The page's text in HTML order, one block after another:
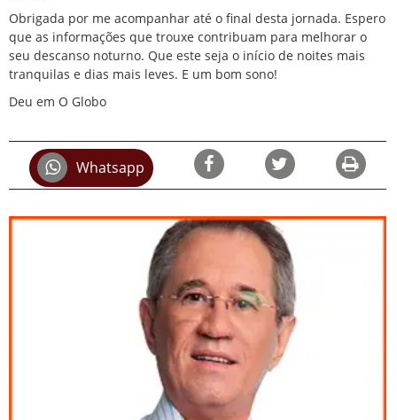
Obrigada por me acompanhar até o final desta jornada. Espero
que as informações que trouxe contribuam para melhorar o
seu descanso noturno. Que este seja o início de noites mais
tranquilas e dias mais leves. E um bom sono!
Deu em O Globo
Whatsapp